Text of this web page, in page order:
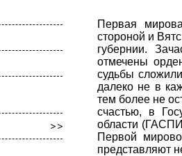
Первая
стороной и
губернии.
отмечены
судьбы
далеко не в
тем более не
счастью, в
области
Первой
представляют